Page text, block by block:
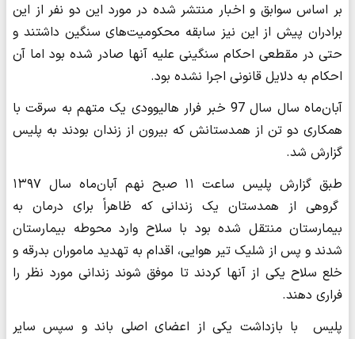
بر اساس سوابق و اخبار منتشر شده در مورد این دو نفر از این
برادران پیش از این نیز سابقه محکومیت‌های سنگین داشتند و
حتی در مقطعی احکام سنگینی علیه آنها صادر شده بود اما آن
احکام به دلایل قانونی اجرا نشده بود.
آبان‌ماه سال سال 97 خبر فرار هالیوودی یک متهم به سرقت با
همکاری دو تن از همدستانش که بیرون از زندان بودند به پلیس
گزارش شد.
طبق گزارش پلیس ساعت ۱۱ صبح نهم آبان‌ماه سال ۱۳۹۷
گروهی از همدستان یک زندانی که ظاهراً برای درمان به
بیمارستان منتقل شده بود با سلاح وارد محوطه بیمارستان
شدند و پس از شلیک تیر هوایی، اقدام به تهدید ماموران بدرقه و
خلع سلاح یکی از آنها کردند تا موفق شوند زندانی مورد نظر را
فراری دهند.
پلیس با بازداشت یکی از اعضای اصلی باند و سپس سایر